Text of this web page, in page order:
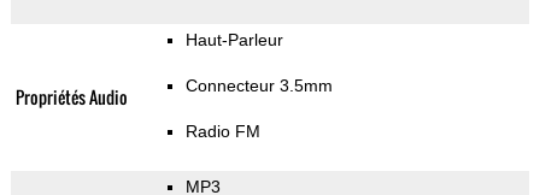
Propriétés Audio
Haut-Parleur
Connecteur 3.5mm
Radio FM
MP3